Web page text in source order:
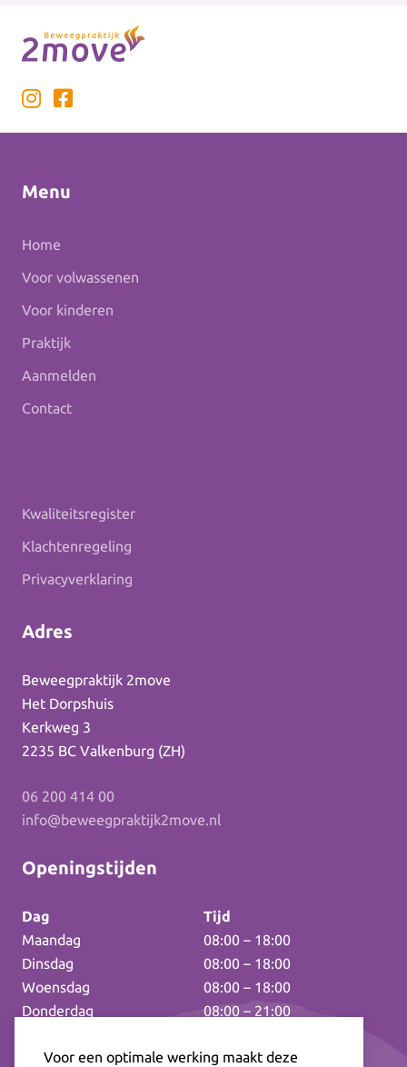
Voor een optimale werking maakt deze
Menu
Home
Voor volwassenen
Voor kinderen
Praktijk
Aanmelden
Contact
Kwaliteitsregister
Klachtenregeling
Privacyverklaring
Adres
Beweegpraktijk 2move
Het Dorpshuis
Kerkweg 3
2235 BC Valkenburg (ZH)
06 200 414 00
info@beweegpraktijk2move.nl
Openingstijden
Dag
Tijd
Maandag
08:00 – 18:00
Dinsdag
08:00 – 18:00
Woensdag
08:00 – 18:00
Donderdag
08:00 – 21:00
Zaterdag
09:00 – 12:00